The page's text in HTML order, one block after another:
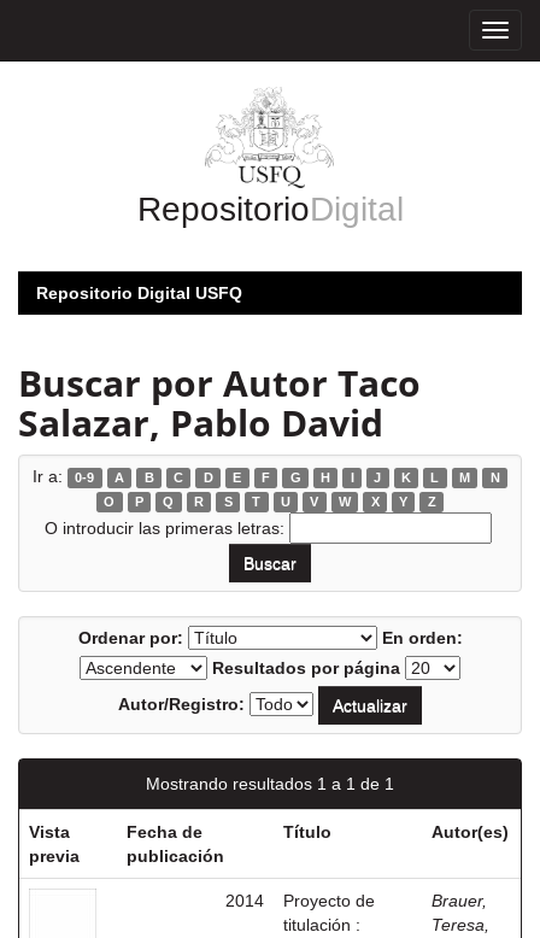
RepositorioDigital
Repositorio Digital USFQ
Buscar por Autor Taco
Salazar, Pablo David
Ir a: 0-9 A B C D E F G H I J K L M
N
O
P Q R S T U V W X Y Z
O introducir las primeras letras:
Ordenar por:
En orden:
Resultados por página
Autor/Registro:
Mostrando resultados 1 a 1 de 1
Vista
previa
Fecha de
publicación
Título Autor(es)
2014
Proyecto de
titulación :
Brauer,
Teresa,